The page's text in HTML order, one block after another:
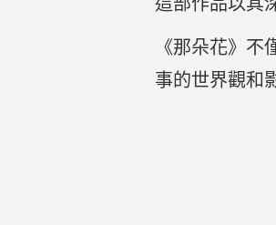
《那朵花》
事的世界觀和